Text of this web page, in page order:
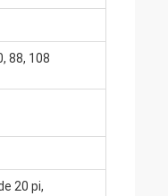
88, 108
20 pi,